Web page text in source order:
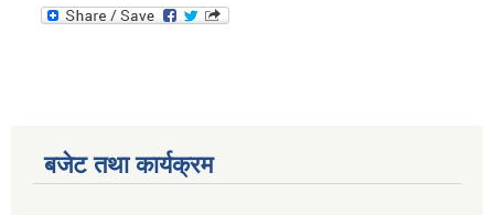
बजेट तथा कार्यक्रम